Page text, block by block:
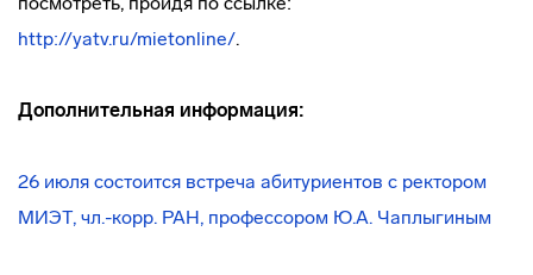
http://yatv.ru/mietonline/.
Дополнительная информация:
26 июля состоится встреча абитуриентов с ректором
МИЭТ, чл.-корр. РАН, профессором Ю.А. Чаплыгиным